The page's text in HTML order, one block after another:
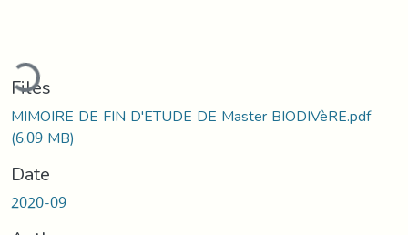
Files
MIMOIRE DE FIN D'ETUDE DE Master BIODIVèRE.pdf
(6.09 MB)
Date
2020-09